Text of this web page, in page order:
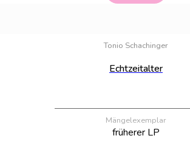
Tonio Schachinger
Echtzeitalter
Mängelexemplar
früherer LP